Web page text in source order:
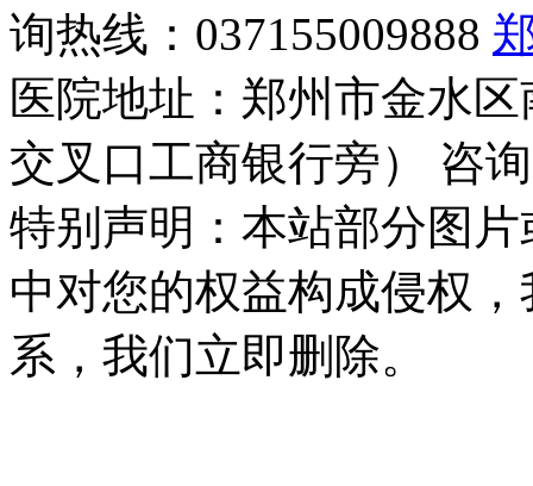
询热线：037155009888
医院地址：郑州市金水
交叉口工商银行旁） 咨
特别声明：本站部分图
中对您的权益构成侵权
系，我们立即删除。